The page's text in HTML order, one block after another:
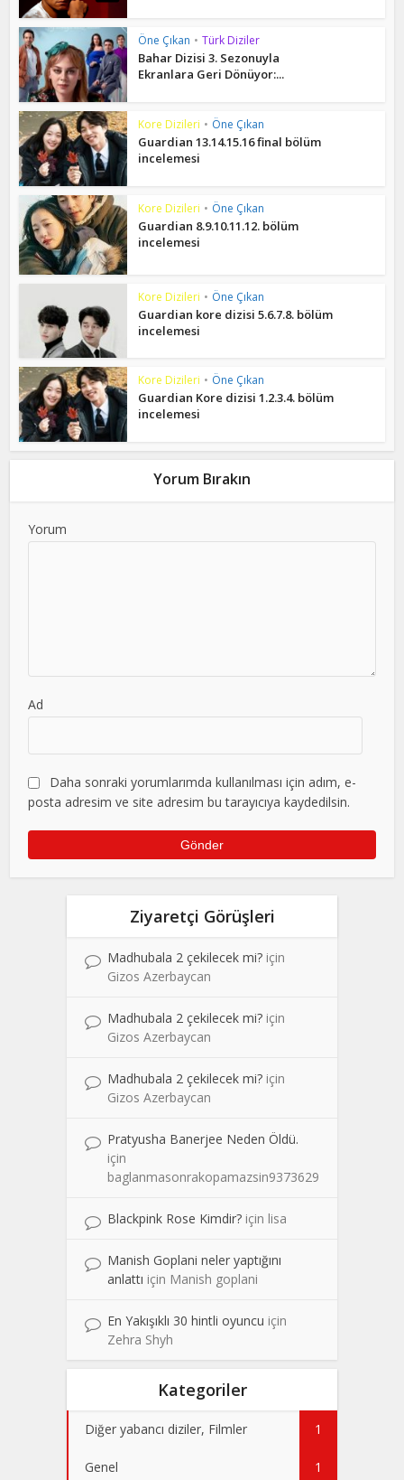
Öne Çıkan • Türk Diziler
Bahar Dizisi 3. Sezonuyla
Ekranlara Geri Dönüyor:...
Kore Dizileri • Öne Çıkan
Guardian 13.14.15.16 final bölüm
incelemesi
Kore Dizileri • Öne Çıkan
Guardian 8.9.10.11.12. bölüm
incelemesi
Kore Dizileri • Öne Çıkan
Guardian kore dizisi 5.6.7.8. bölüm
incelemesi
Kore Dizileri • Öne Çıkan
Guardian Kore dizisi 1.2.3.4. bölüm
incelemesi
Yorum Bırakın
Yorum
Ad
Daha sonraki yorumlarımda kullanılması için adım, e-
posta adresim ve site adresim bu tarayıcıya kaydedilsin.
Ziyaretçi Görüşleri
Madhubala 2 çekilecek mi? için
Gizos Azerbaycan
Madhubala 2 çekilecek mi? için
Gizos Azerbaycan
Madhubala 2 çekilecek mi? için
Gizos Azerbaycan
Pratyusha Banerjee Neden Öldü.
için
baglanmasonrakopamazsin9373629
Blackpink Rose Kimdir? için lisa
Manish Goplani neler yaptığını
anlattı için Manish goplani
En Yakışıklı 30 hintli oyuncu için
Zehra Shyh
Kategoriler
Diğer yabancı diziler, Filmler 1
Genel 1